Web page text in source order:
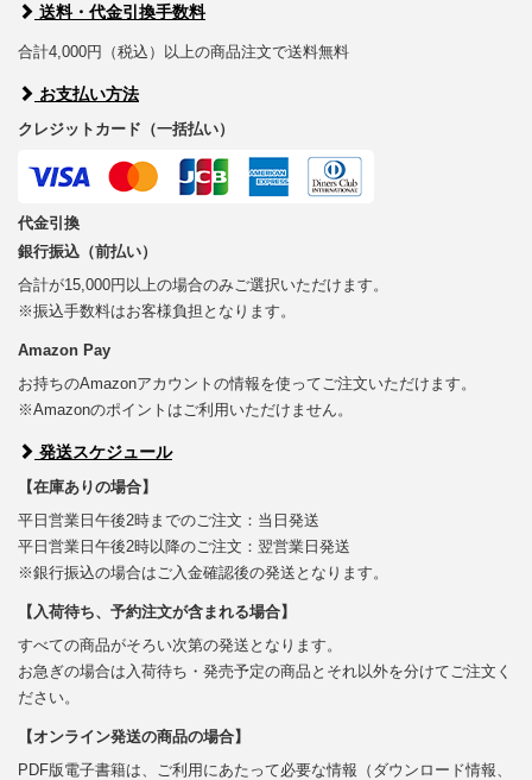
送料・代金引換手数料
合計4,000円（税込）以上の商品注文で送料無料
お支払い方法
クレジットカード（一括払い）
代金引換
銀行振込（前払い）
合計が15,000円以上の場合のみご選択いただけます。
※振込手数料はお客様負担となります。
Amazon Pay
お持ちのAmazonアカウントの情報を使ってご注文いただけます。
※Amazonのポイントはご利用いただけません。
発送スケジュール
【在庫ありの場合】
平日営業日午後2時までのご注文：当日発送
平日営業日午後2時以降のご注文：翌営業日発送
※銀行振込の場合はご入金確認後の発送となります。
【入荷待ち、予約注文が含まれる場合】
すべての商品がそろい次第の発送となります。
お急ぎの場合は入荷待ち・発売予定の商品とそれ以外を分けてご注文く
ださい。
【オンライン発送の商品の場合】
PDF版電子書籍は、ご利用にあたって必要な情報（ダウンロード情報、